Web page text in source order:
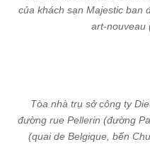
của khách sạn Majestic ban
art-nouveau
Tòa nhà trụ sở công ty
đường rue Pellerin (đường
(quai de Belgique, bến